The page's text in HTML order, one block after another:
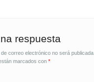
respuesta
correo electrónico no será publicada.
marcados con *